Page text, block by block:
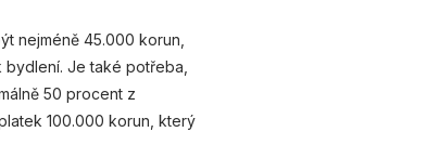
nejméně 45.000 korun,
Je také potřeba,
50 procent z
100.000 korun, který